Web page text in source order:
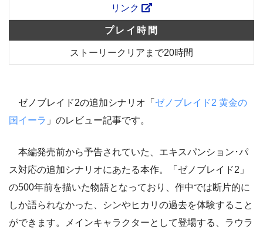
リンク
プレイ時間
ストーリークリアまで20時間
ゼノブレイド2の追加シナリオ「 ゼノブレイド2 黄金の
国イーラ 」のレビュー記事です。
本編発売前から予告されていた、エキスパンション･パ
ス対応の追加シナリオにあたる本作。「ゼノブレイド2」
の500年前を描いた物語となっており、作中では断片的に
しか語られなかった、シンやヒカリの過去を体験すること
ができます。メインキャラクターとして登場する、ラウラ